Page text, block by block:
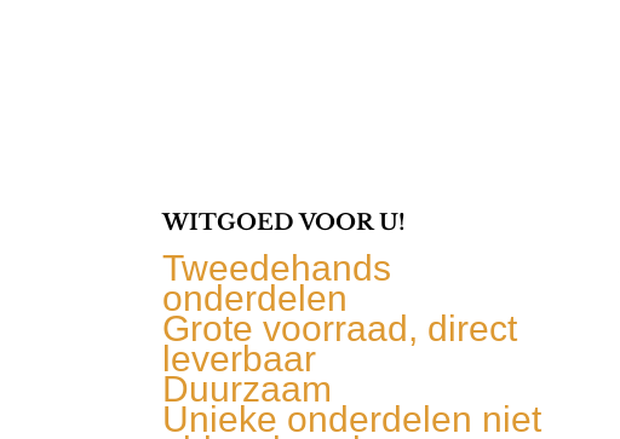
WITGOED VOOR U!
Tweedehands
onderdelen
Grote voorraad, direct
leverbaar
Duurzaam
Unieke onderdelen niet